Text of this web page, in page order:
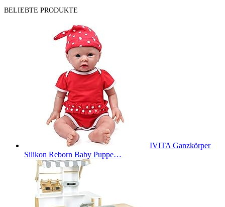
BELIEBTE PRODUKTE
IVITA Ganzkörper
Silikon Reborn Baby Puppe…